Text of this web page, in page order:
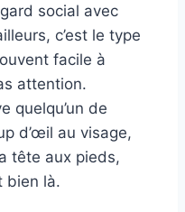
social avec
c’est le type
facile à
attention.
quelqu’un de
d’œil au visage,
tête aux pieds,
bien là.